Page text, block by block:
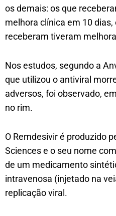
os demais: os que
melhora clínica em 10
receberam tiveram
Nos estudos, segundo a
que utilizou o antiviral
adversos, foi observado,
no rim.
O Remdesivir é produzido
Sciences e o seu nome
de um medicamento
intravenosa (injetado na
replicação viral.